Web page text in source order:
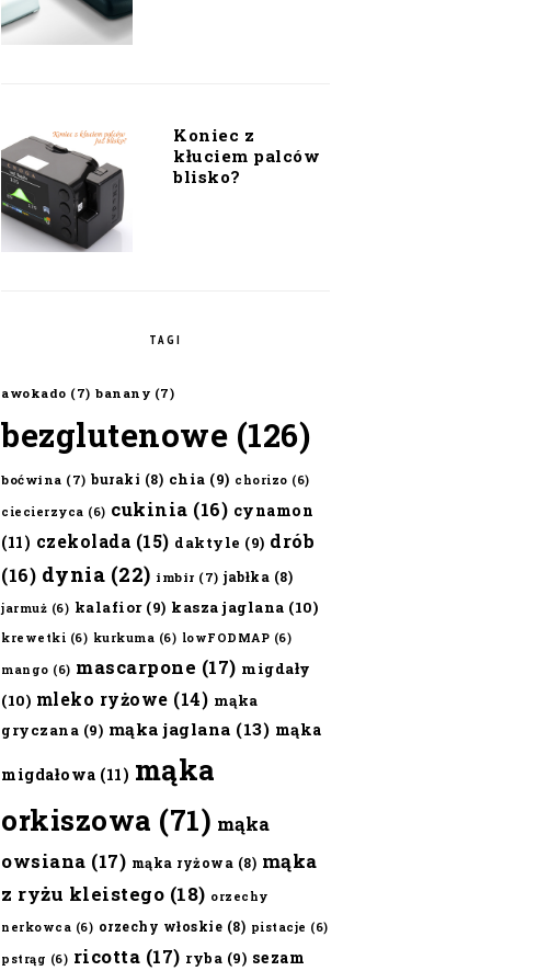
Koniec z
kłuciem palców
blisko?
TAGI
awokado (7) banany (7)
bezglutenowe (126)
boćwina (7) buraki (8) chia (9) chorizo (6)
ciecierzyca (6) cukinia (16) cynamon
(11) czekolada (15) daktyle (9) drób
(16) dynia (22) imbir (7) jabłka (8)
jarmuż (6) kalafior(9) kasza jaglana (10)
krewetki (6) kurkuma (6) lowFODMAP (6)
mango (6) mascarpone (17) migdały
(10) mleko ryżowe (14) mąka
gryczana (9) mąka jaglana (13) mąka
migdałowa (11) mąka
orkiszowa (71) mąka
owsiana (17) mąka ryżowa (8) mąka
z ryżu kleistego (18) orzechy
nerkowca (6) orzechy włoskie (8) pistacje (6)
pstrąg (6) ricotta (17) ryba (9) sezam